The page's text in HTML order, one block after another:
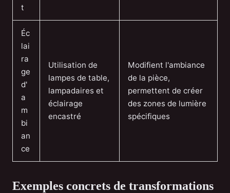
t
Éc
lai
ra
ge
d'
a
m
bi
an
ce
Utilisation de
lampes de table,
lampadaires et
éclairage
encastré
Modifient l'ambiance
de la pièce,
permettent de créer
des zones de lumière
spécifiques
Exemples concrets de transformations